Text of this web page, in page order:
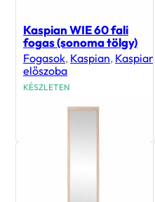
Kaspian WIE 60 fali
fogas (sonoma tölgy)
Fogasok, Kaspian, Kaspian
előszoba
KÉSZLETEN
Ft